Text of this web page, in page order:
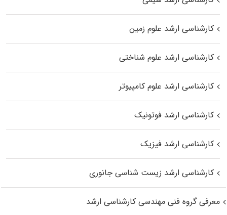
کارشناسی ارشد علوم زمین
کارشناسی ارشد علوم شناختی
کارشناسی ارشد علوم کامپیوتر
کارشناسی ارشد فوتونیک
کارشناسی ارشد فیزیک
کارشناسی ارشد زیست‌ شناسی جانوری
معرفی گروه فنی مهندسی کارشناسی ارشد